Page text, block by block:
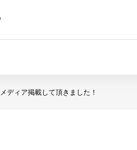
ディア掲載して頂きました！